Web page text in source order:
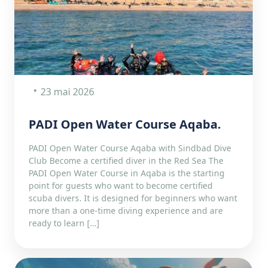
23 mai 2026
PADI Open Water Course Aqaba.
PADI Open Water Course Aqaba with Sindbad Dive
Club Become a certified diver in the Red Sea The
PADI Open Water Course in Aqaba is the starting
point for guests who want to become certified
scuba divers. It is designed for beginners who want
more than a one-time diving experience and are
ready to learn […]